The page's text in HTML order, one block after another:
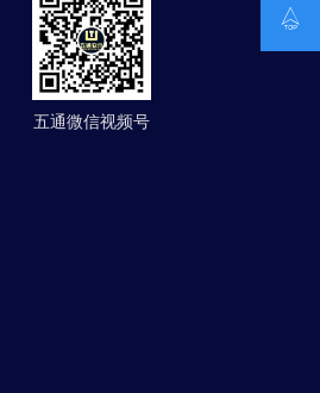
五通微信视频号
